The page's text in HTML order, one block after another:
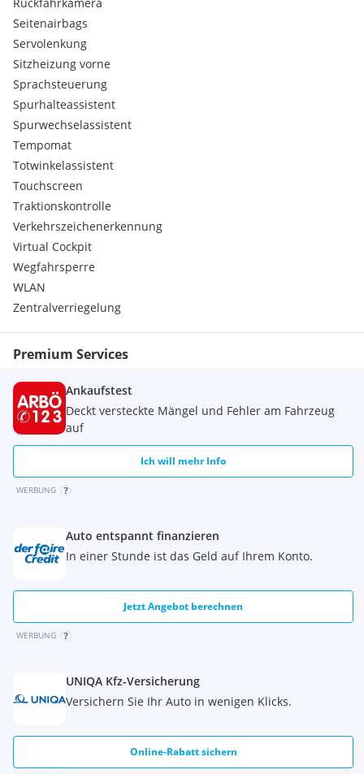
Seitenairbags
Servolenkung
Sitzheizung vorne
Sprachsteuerung
Spurhalteassistent
Spurwechselassistent
Tempomat
Totwinkelassistent
Touchscreen
Traktionskontrolle
Verkehrszeichenerkennung
Virtual Cockpit
Wegfahrsperre
WLAN
Zentralverriegelung
Premium Services
Ankaufstest
Deckt versteckte Mängel und Fehler am Fahrzeug
auf
Ich will mehr Info
WERBUNG
Auto entspannt finanzieren
In einer Stunde ist das Geld auf Ihrem Konto.
Jetzt Angebot berechnen
WERBUNG
UNIQA Kfz-Versicherung
Versichern Sie Ihr Auto in wenigen Klicks.
Online-Rabatt sichern